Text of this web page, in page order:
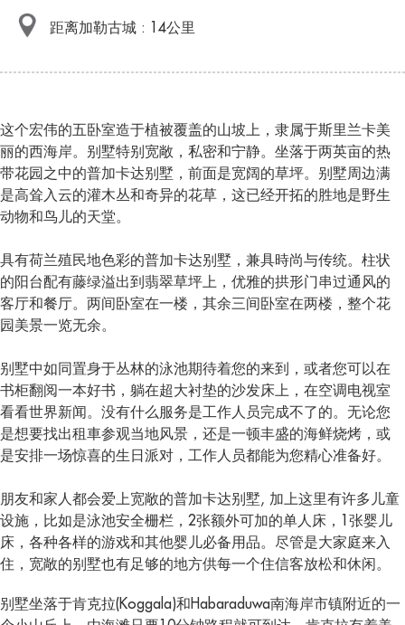
距离加勒古城 : 14公里
这个宏伟的五卧室造于植被覆盖的山坡上，隶属于斯里兰卡美
丽的西海岸。别墅特别宽敞，私密和宁静。坐落于两英亩的热
带花园之中的普加卡达别墅，前面是宽阔的草坪。别墅周边满
是高耸入云的灌木丛和奇异的花草，这已经开拓的胜地是野生
动物和鸟儿的天堂。
具有荷兰殖民地色彩的普加卡达别墅，兼具時尚与传统。柱状
的阳台配有藤绿溢出到翡翠草坪上，优雅的拱形门串过通风的
客厅和餐厅。两间卧室在一楼，其余三间卧室在两楼，整个花
园美景一览无余。
别墅中如同置身于丛林的泳池期待着您的来到，或者您可以在
书柜翻阅一本好书，躺在超大衬垫的沙发床上，在空调电视室
看看世界新闻。没有什么服务是工作人员完成不了的。无论您
是想要找出租車参观当地风景，还是一顿丰盛的海鲜烧烤，或
是安排一场惊喜的生日派对，工作人员都能为您精心准备好。
朋友和家人都会爱上宽敞的普加卡达别墅, 加上这里有许多儿童
设施，比如是泳池安全栅栏，2张额外可加的单人床，1张婴儿
床，各种各样的游戏和其他婴儿必备用品。尽管是大家庭来入
住，宽敞的别墅也有足够的地方供每一个住信客放松和休闲。
别墅坐落于肯克拉(Koggala)和Habaraduwa南海岸市镇附近的一